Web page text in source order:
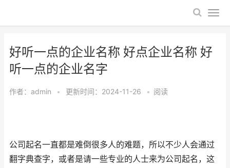
好听一点的企业名称 好点企业名称 好
听一点的企业名字
作者： admin • 更新时间：2024-11-26 • 阅读
公司起名一直都是难倒很多人的难题，所以不少人会通过
翻字典查字，或者是请一些专业的人士来为公司起名，这